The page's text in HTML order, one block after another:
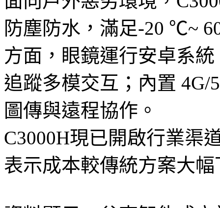
防塵防水，滿足-20 ℃~
方面，眼鏡運行安卓系
追蹤多模交互；內置 4G/
圖傳與遠程協作。
C3000H現已開啟行業渠
表示成本較傳統方案大幅